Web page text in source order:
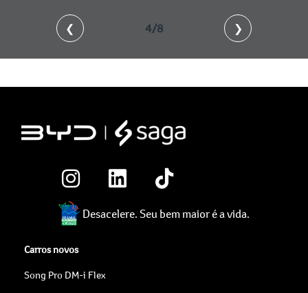
❮ 4/8 ❯
Desacelere. Seu bem maior é a vida.
Carros novos
Song Pro DM-i Flex